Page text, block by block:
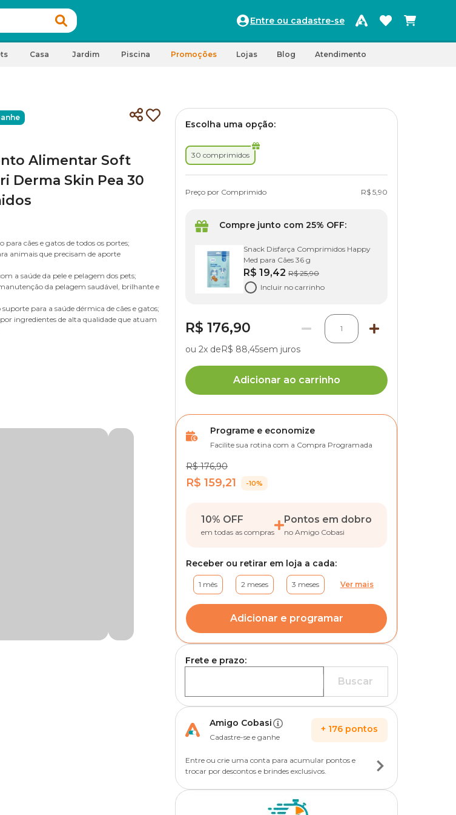
Entre ou cadastre-se
Casa Jardim Piscina Promoções Lojas Blog Atendimento
Alimentar Soft
Derma Skin Pea 30
para cães e gatos de todos os portes;
animais que precisam de aporte
a saúde da pele e pelagem dos pets;
da pelagem saudável, brilhante e
para a saúde dérmica de cães e gatos;
ingredientes de alta qualidade que atuam
Escolha uma opção:
30 comprimidos
Preço por Comprimido R$ 5,90
Compre junto com 25% OFF:
Snack Disfarça Comprimidos Happy
Med para Cães 36 g
R$ 19,42 R$ 25,90
Incluir no carrinho
R$ 176,90 1
ou 2x deR$ 88,45sem juros
Adicionar ao carrinho
Programe e economize
Facilite sua rotina com a Compra Programada
R$ 176,90
R$ 159,21 -10%
10% OFF
em todas as compras
Pontos em dobro
no Amigo Cobasi
Receber ou retirar em loja a cada:
1 mês 2 meses 3 meses Ver mais
Adicionar e programar
Frete e prazo:
Buscar
Amigo Cobasi
Cadastre-se e ganhe
+ 176 pontos
Entre ou crie uma conta para acumular pontos e
trocar por descontos e brindes exclusivos.